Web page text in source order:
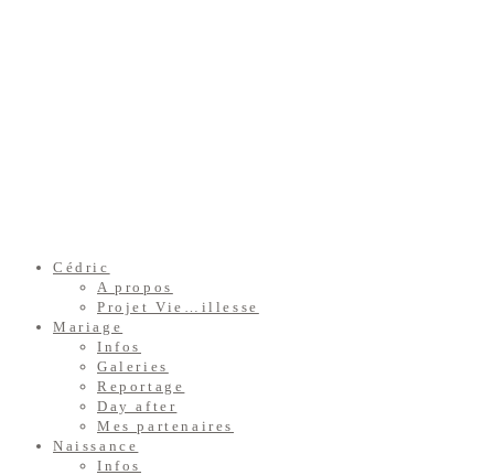
Cédric
A propos
Projet Vie…illesse
Mariage
Infos
Galeries
Reportage
Day after
Mes partenaires
Naissance
Infos